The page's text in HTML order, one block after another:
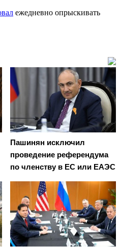
ежедневно опрыскивать
Пашинян исключил
проведение референдума
по членству в ЕС или ЕАЭС